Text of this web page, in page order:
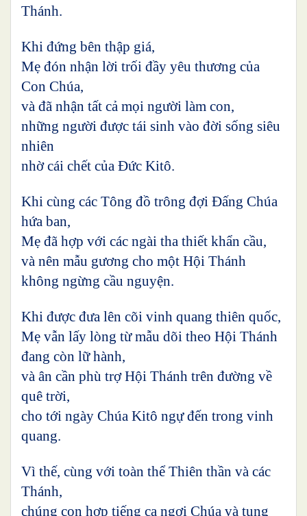
Thánh.
Khi đứng bên thập giá,
Mẹ đón nhận lời trối đầy yêu thương của
Con Chúa,
và đã nhận tất cả mọi người làm con,
những người được tái sinh vào đời sống siêu
nhiên
nhờ cái chết của Đức Kitô.
Khi cùng các Tông đồ trông đợi Đấng Chúa
hứa ban,
Mẹ đã hợp với các ngài tha thiết khẩn cầu,
và nên mẫu gương cho một Hội Thánh
không ngừng cầu nguyện.
Khi được đưa lên cõi vinh quang thiên quốc,
Mẹ vẫn lấy lòng từ mẫu dõi theo Hội Thánh
đang còn lữ hành,
và ân cần phù trợ Hội Thánh trên đường về
quê trời,
cho tới ngày Chúa Kitô ngự đến trong vinh
quang.
Vì thế, cùng với toàn thể Thiên thần và các
Thánh,
chúng con hợp tiếng ca ngợi Chúa và tung